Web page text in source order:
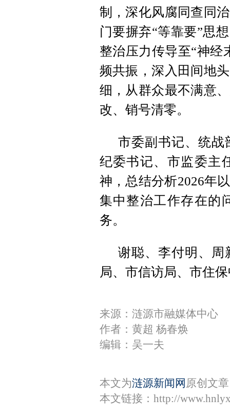
制，深化风腐同查同
门要摒弃“等靠要”思
整治压力传导至“神经
频共振，深入田间地
细，从群众最不满意
改、销号清零。
市委副书记、统战
纪委书记、市监委主
神，总结分析2026年
集中整治工作存在的
务。
谢聪、李付明、周
局、市信访局、市住
来源：涟源市融媒体中心
作者：黄超 杨春焕
编辑：吴一夫
本文为涟源新闻网 原创文
本文链接： http://